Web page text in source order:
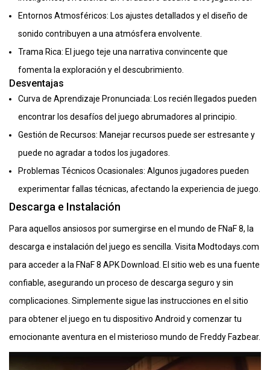
Entornos Atmosféricos: Los ajustes detallados y el diseño de
sonido contribuyen a una atmósfera envolvente.
Trama Rica: El juego teje una narrativa convincente que
fomenta la exploración y el descubrimiento.
Desventajas
Curva de Aprendizaje Pronunciada: Los recién llegados pueden
encontrar los desafíos del juego abrumadores al principio.
Gestión de Recursos: Manejar recursos puede ser estresante y
puede no agradar a todos los jugadores.
Problemas Técnicos Ocasionales: Algunos jugadores pueden
experimentar fallas técnicas, afectando la experiencia de juego.
Descarga e Instalación
Para aquellos ansiosos por sumergirse en el mundo de FNaF 8, la
descarga e instalación del juego es sencilla. Visita Modtodays.com
para acceder a la FNaF 8 APK Download. El sitio web es una fuente
confiable, asegurando un proceso de descarga seguro y sin
complicaciones. Simplemente sigue las instrucciones en el sitio
para obtener el juego en tu dispositivo Android y comenzar tu
emocionante aventura en el misterioso mundo de Freddy Fazbear.